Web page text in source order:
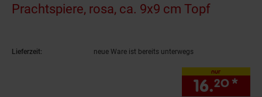
Prachtspiere, rosa, ca. 9x9 cm Topf
Lieferzeit: neue Ware ist bereits unterwegs
nur
16.20 *